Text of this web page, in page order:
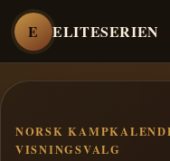
E ELITESERIEN
NORSK
VISNINGSVALG